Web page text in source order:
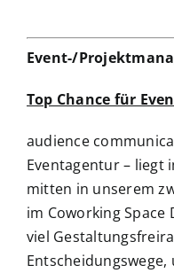
Event-/
Top Chance für
audience
Eventagentur – liegt
mitten in unserem
im Coworking Space
viel
Entscheidungswege,